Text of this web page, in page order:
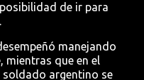
de ir para
manejando
mientras que en el
soldado argentino se